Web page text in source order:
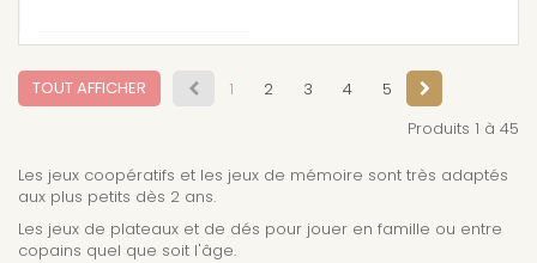
TOUT AFFICHER 1 2 3 4
5
Produits 1 à 45
Les jeux coopératifs et les jeux de mémoire sont très adaptés
aux plus petits dès 2 ans.
Les jeux de plateaux et de dés pour jouer en famille ou entre
copains quel que soit l'âge.